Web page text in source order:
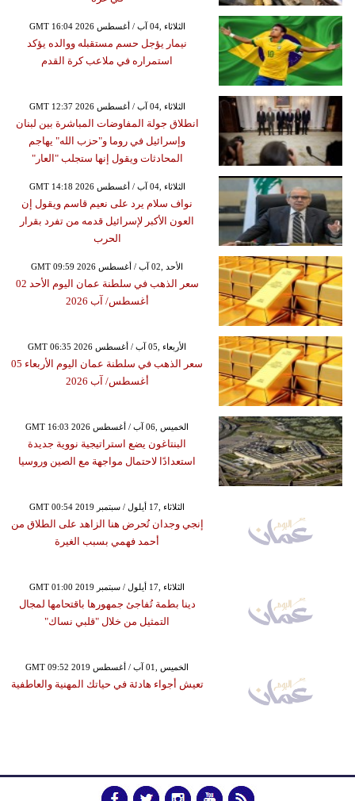
GMT 16:04 2026 الثلاثاء ,04 آب / أغسطس
نيمار يؤجل حسم مستقبله ووالده يؤكد
استمراره في ملاعب كرة القدم
GMT 12:37 2026 الثلاثاء ,04 آب / أغسطس
انطلاق جولة المفاوضات المباشرة بين لبنان
وإسرائيل في روما و"حزب الله" يهاجم
المحادثات ويقول إنها ستجلب "العار"
GMT 14:18 2026 الثلاثاء ,04 آب / أغسطس
نواف سلام يرد على نعيم قاسم ويقول إن
العون الأكبر لإسرائيل قدمه من تفرد بقرار
الحرب
GMT 09:59 2026 الأحد ,02 آب / أغسطس
سعر الذهب في سلطنة عمان اليوم الأحد 02
أغسطس/ آب 2026
GMT 06:35 2026 الأربعاء ,05 آب / أغسطس
سعر الذهب في سلطنة عمان اليوم الأربعاء 05
أغسطس/ آب 2026
GMT 16:03 2026 الخميس ,06 آب / أغسطس
البنتاغون يضع استراتيجية نووية جديدة
استعدادًا لاحتمال مواجهة مع الصين وروسيا
GMT 00:54 2019 الثلاثاء ,17 أيلول / سبتمبر
إنجي وجدان تُحرض هنا الزاهد على الطلاق من
أحمد فهمي بسبب الغيرة
GMT 01:00 2019 الثلاثاء ,17 أيلول / سبتمبر
دينا بطمة تُفاجئ جمهورها باقتحامها لمجال
التمثيل من خلال "قلبي نساك"
GMT 09:52 2019 الخميس ,01 آب / أغسطس
تعيش أجواء هادئة في حياتك المهنية والعاطفية